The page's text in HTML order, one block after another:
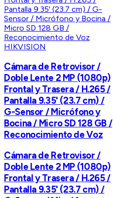
HIKVISION
Cámara de Retrovisor /
Doble Lente 2 MP (1080p)
Frontal y Trasera / H.265 /
Pantalla 9.35' (23.7 cm) /
G-Sensor / Micrófono y
Bocina / Micro SD 128 GB /
Reconocimiento de Voz
Cámara de Retrovisor /
Doble Lente 2 MP (1080p)
Frontal y Trasera / H.265 /
Pantalla 9.35' (23.7 cm) /